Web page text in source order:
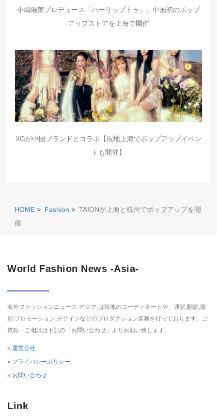
小嶋陽菜プロデュース「ハーリップトゥ」、中国初のポップ
アップストアを上海で開催
XGが中国ブランドとコラボ【現地上海でポップアップイベン
トも開催】
HOME > Fashion > TAIONが上海と杭州でポップアップを開
催
World Fashion News -Asia-
海外ファッションニュース-アジア-は現地のコーディネートや、通訳,翻訳,撮
影,プロモーション,デザインなどのプロダクション業務を行っております。ご
依頼・ご相談は下記の『お問い合わせ』よりお願い致します。
» 運営会社
» プライバシーポリシー
» お問い合わせ
Link